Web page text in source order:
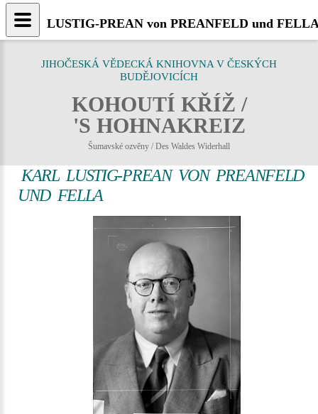
JIHOČESKÁ VĚDECKÁ KNIHOVNA V ČESKÝCH
BUDĚJOVICÍCH
KOHOUTÍ KŘÍŽ /
'S HOHNAKREIZ
Šumavské ozvěny / Des Waldes Widerhall
KARL LUSTIG-PREAN VON PREANFELD
UND FELLA
LUSTIG-PREAN von PREANFELD und